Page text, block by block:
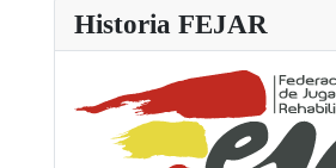
Historia FEJAR